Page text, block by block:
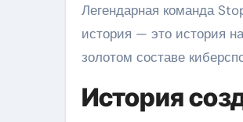
Легендарная команда
история — это история
золотом составе
История